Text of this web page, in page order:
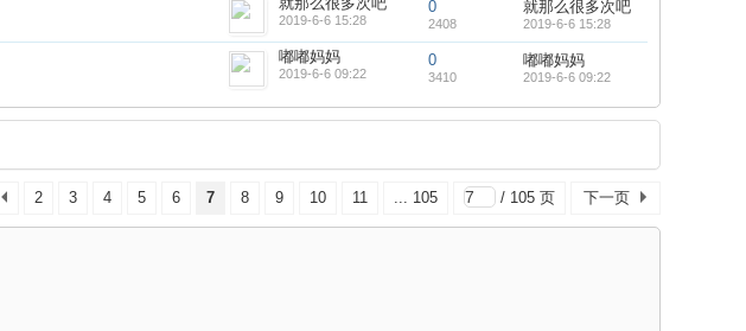
2019-6-6 15:28
0
2408
就那么很多次吧
2019-6-6 15:28
嘟嘟妈妈
2019-6-6 09:22
0
3410
嘟嘟妈妈
2019-6-6 09:22
2 3 4 5 6 7 8 9 10 11 ... 105 / 105 页 下一页